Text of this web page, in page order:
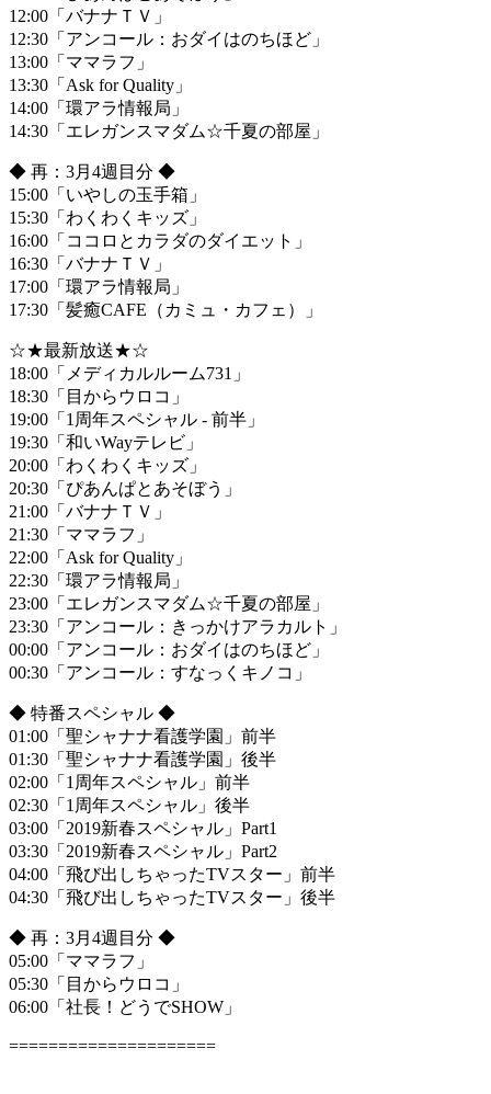
12:00「バナナＴＶ」
12:30「アンコール：おダイはのちほど」
13:00「ママラフ」
13:30「Ask for Quality」
14:00「環アラ情報局」
14:30「エレガンスマダム☆千夏の部屋」
◆ 再：3月4週目分 ◆
15:00「いやしの玉手箱」
15:30「わくわくキッズ」
16:00「ココロとカラダのダイエット」
16:30「バナナＴＶ」
17:00「環アラ情報局」
17:30「髪癒CAFE（カミュ・カフェ）」
☆★最新放送★☆
18:00「メディカルルーム731」
18:30「目からウロコ」
19:00「1周年スペシャル - 前半」
19:30「和いWayテレビ」
20:00「わくわくキッズ」
20:30「ぴあんぱとあそぼう」
21:00「バナナＴＶ」
21:30「ママラフ」
22:00「Ask for Quality」
22:30「環アラ情報局」
23:00「エレガンスマダム☆千夏の部屋」
23:30「アンコール：きっかけアラカルト」
00:00「アンコール：おダイはのちほど」
00:30「アンコール：すなっくキノコ」
◆ 特番スペシャル ◆
01:00「聖シャナナ看護学園」前半
01:30「聖シャナナ看護学園」後半
02:00「1周年スペシャル」前半
02:30「1周年スペシャル」後半
03:00「2019新春スペシャル」Part1
03:30「2019新春スペシャル」Part2
04:00「飛び出しちゃったTVスター」前半
04:30「飛び出しちゃったTVスター」後半
◆ 再：3月4週目分 ◆
05:00「ママラフ」
05:30「目からウロコ」
06:00「社長！どうでSHOW」
=====================